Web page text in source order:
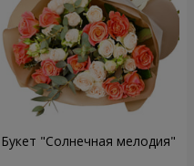
Букет "Солнечная мелодия"